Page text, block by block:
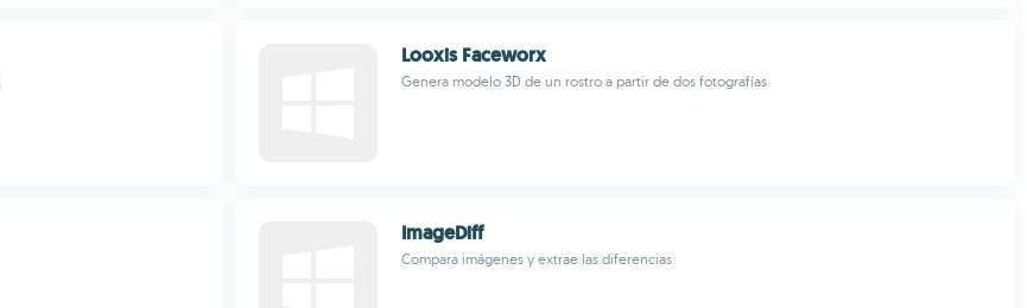
Looxis Faceworx
Genera modelo 3D de un rostro a partir de dos fotografías
ImageDiff
Compara imágenes y extrae las diferencias